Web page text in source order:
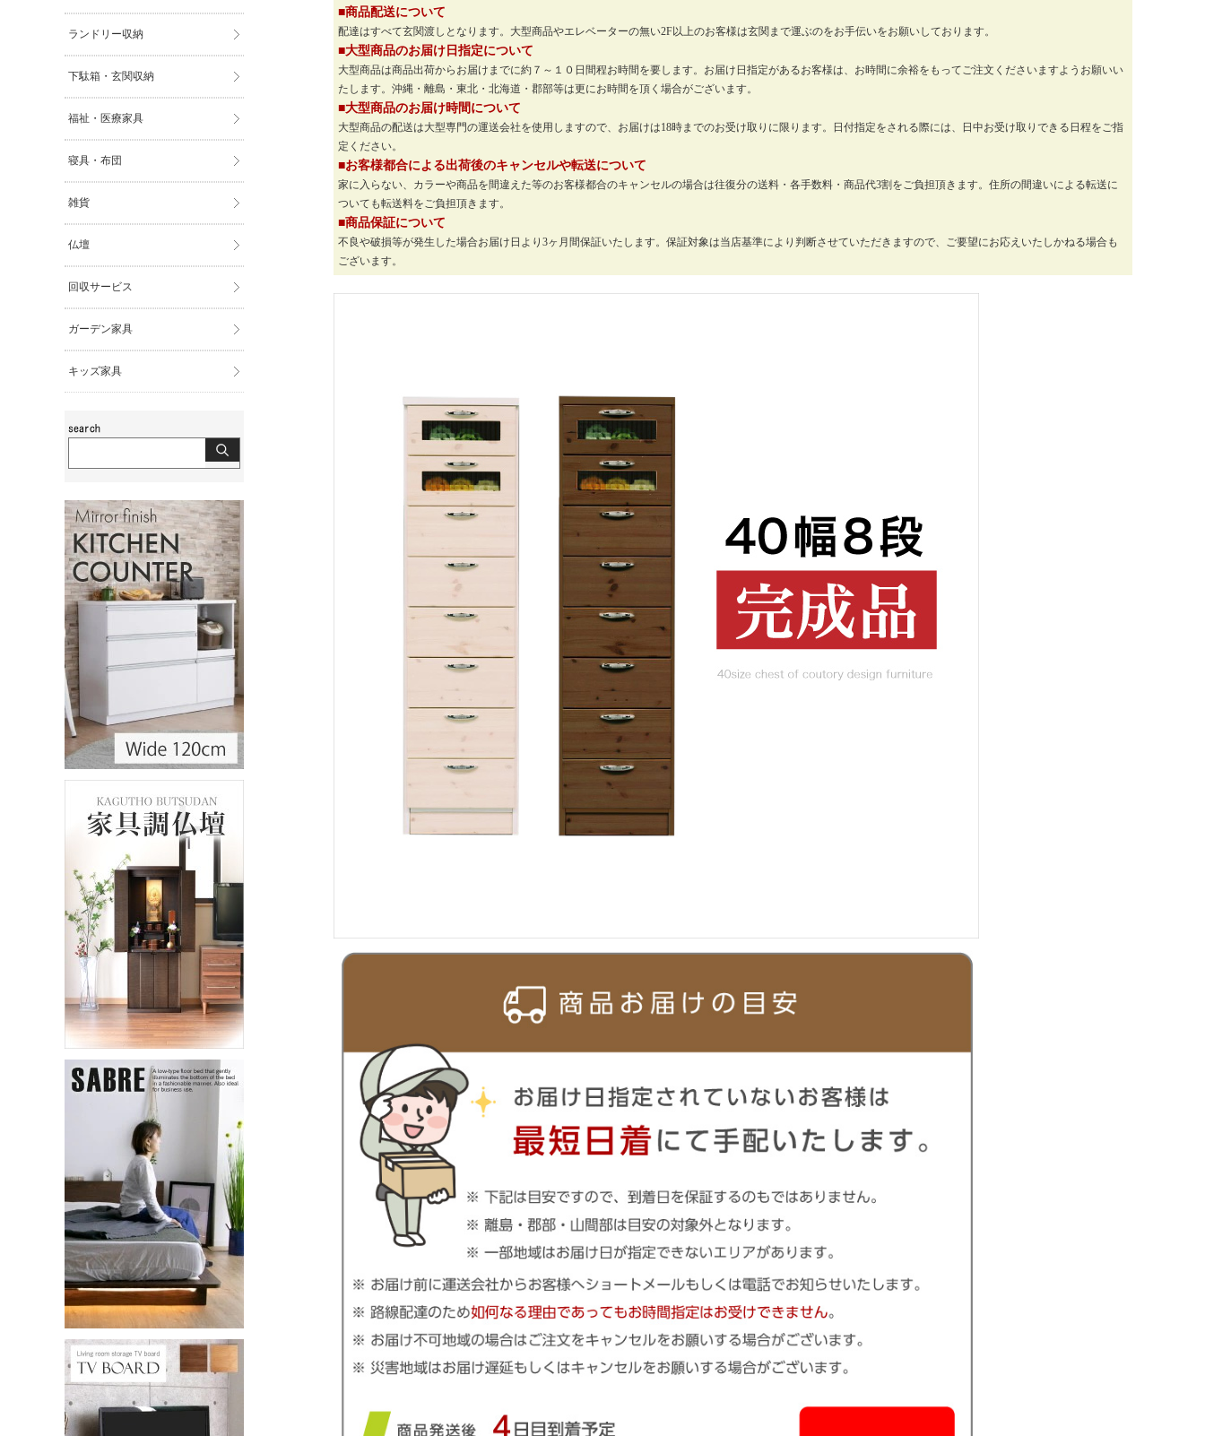
■商品配送について
配達はすべて玄関渡しとなります。大型商品やエレベーターの無い2F以上のお客様は玄関まで運ぶのをお手伝いをお願いしております。
■大型商品のお届け日指定について
大型商品は商品出荷からお届けまでに約７～１０日間程お時間を要します。お届け日指定があるお客様は、お時間に余裕をもってご注文くださいますようお願いい
たします。沖縄・離島・東北・北海道・郡部等は更にお時間を頂く場合がございます。
■大型商品のお届け時間について
大型商品の配送は大型専門の運送会社を使用しますので、お届けは18時までのお受け取りに限ります。日付指定をされる際には、日中お受け取りできる日程をご指
定ください。
■お客様都合による出荷後のキャンセルや転送について
家に入らない、カラーや商品を間違えた等のお客様都合のキャンセルの場合は往復分の送料・各手数料・商品代3割をご負担頂きます。住所の間違いによる転送に
ついても転送料をご負担頂きます。
■商品保証について
不良や破損等が発生した場合お届け日より3ヶ月間保証いたします。保証対象は当店基準により判断させていただきますので、ご要望にお応えいたしかねる場合も
ございます。
ランドリー収納
下駄箱・玄関収納
福祉・医療家具
寝具・布団
雑貨
仏壇
回収サービス
ガーデン家具
キッズ家具